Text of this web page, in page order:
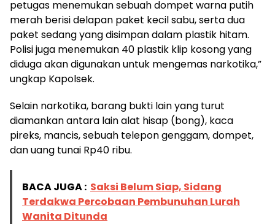
petugas menemukan sebuah dompet warna putih
merah berisi delapan paket kecil sabu, serta dua
paket sedang yang disimpan dalam plastik hitam.
Polisi juga menemukan 40 plastik klip kosong yang
diduga akan digunakan untuk mengemas narkotika,”
ungkap Kapolsek.
Selain narkotika, barang bukti lain yang turut
diamankan antara lain alat hisap (bong), kaca
pireks, mancis, sebuah telepon genggam, dompet,
dan uang tunai Rp40 ribu.
BACA JUGA : Saksi Belum Siap, Sidang
Terdakwa Percobaan Pembunuhan Lurah
Wanita Ditunda